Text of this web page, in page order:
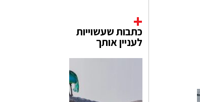
כתבות שעשוייות
לעניין אותך